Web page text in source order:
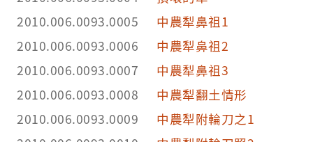
2010.006.0093.0005
中農犁鼻祖1
2010.006.0093.0006
中農犁鼻祖2
2010.006.0093.0007
中農犁鼻祖3
2010.006.0093.0008
中農犁翻土情形
2010.006.0093.0009
中農犁附輪刀之1